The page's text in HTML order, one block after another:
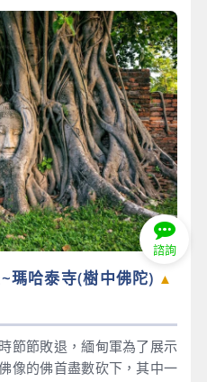
瑪哈泰寺(樹中佛陀) ▲
節節敗退，緬甸軍為了展示
像的佛首盡數砍下，其中一
諮詢